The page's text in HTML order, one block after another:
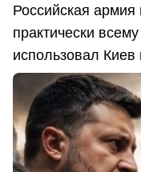
Российская
практически
использовал